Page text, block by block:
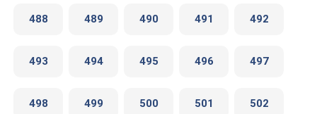
488 489 490 491 492
493 494 495 496 497
498 499 500 501 502